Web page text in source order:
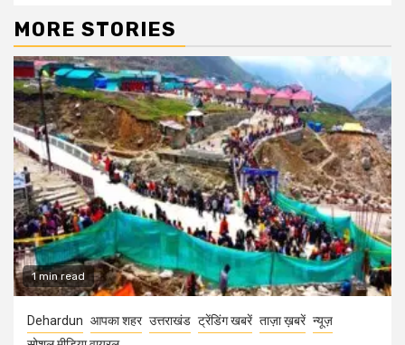
MORE STORIES
1 min read
Dehardun आपका शहर उत्तराखंड ट्रेंडिंग खबरें ताज़ा ख़बरें न्यूज़